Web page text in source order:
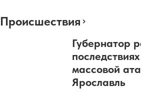
Происшествия
Губернатор
массовой
Ярославль